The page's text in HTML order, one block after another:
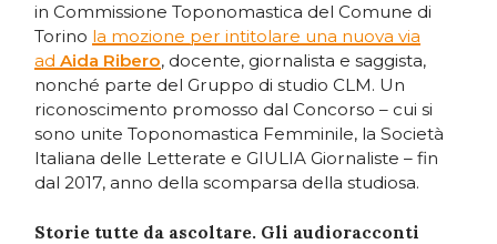
in Commissione Toponomastica del Comune di
Torino la mozione per intitolare una nuova via
adAida Ribero, docente, giornalista e saggista,
nonché parte del Gruppo di studio CLM. Un
riconoscimento promosso dal Concorso – cui si
sono unite Toponomastica Femminile, la Società
Italiana delle Letterate e GIULIA Giornaliste – fin
dal 2017, anno della scomparsa della studiosa.
Storie tutte da ascoltare. Gli audioracconti